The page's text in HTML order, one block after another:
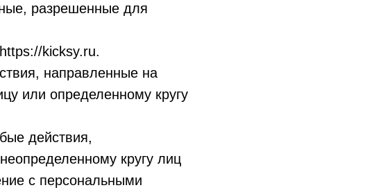
разрешенные для
kicksy.ru.
направленные на
или определенному кругу
действия,
кругу лиц
с персональными